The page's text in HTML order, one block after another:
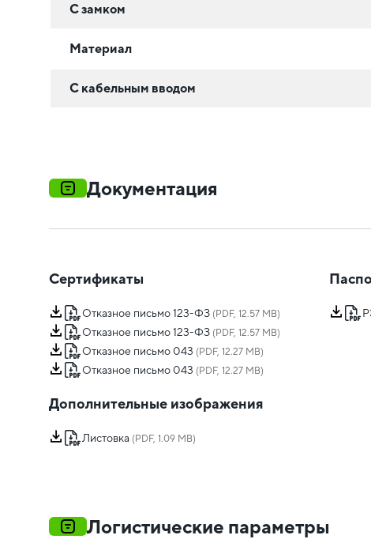
С замком
Материал
С кабельным вводом
Документация
Сертификаты
Отказное письмо 123-ФЗ (PDF, 12.57 MB)
Отказное письмо 123-ФЗ (PDF, 12.57 MB)
Отказное письмо 043 (PDF, 12.27 MB)
Отказное письмо 043 (PDF, 12.27 MB)
Дополнительные изображения
Листовка (PDF, 1.09 MB)
Логистические параметры